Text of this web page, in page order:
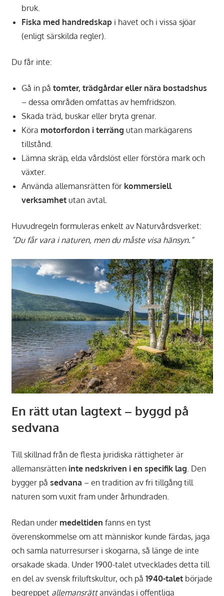
bruk.
Fiska med handredskapi havet och i vissa sjöar
(enligt särskilda regler).
Du får inte:
Gå in på tomter, trädgårdar eller nära bostadshus
– dessa områden omfattas av hemfridszon.
Skada träd, buskar eller bryta grenar.
Köra motorfordon i terräng utan markägarens
tillstånd.
Lämna skräp, elda vårdslöst eller förstöra mark och
växter.
Använda allemansrätten för kommersiell
verksamhetutan avtal.
Huvudregeln formuleras enkelt av Naturvårdsverket:
”Du får vara i naturen, men du måste visa hänsyn.”
En rätt utan lagtext – byggd på
sedvana
Till skillnad från de flesta juridiska rättigheter är
allemansrätten inte nedskriven i en specifik lag. Den
bygger på sedvana – en tradition av fri tillgång till
naturen som vuxit fram under århundraden.
Redan under medeltiden fanns en tyst
överenskommelse om att människor kunde färdas, jaga
och samla naturresurser i skogarna, så länge de inte
orsakade skada. Under 1900-talet utvecklades detta till
en del av svensk friluftskultur, och på 1940-taletbörjade
begreppet allemansrättanvändas i offentliga